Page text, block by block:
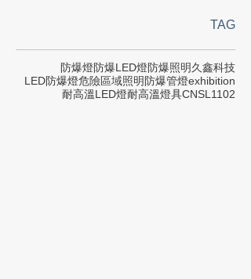
TAG
防爆燈防爆LED燈防爆照明久鑫科技
LED防爆燈危險區域照明防爆管燈exhibition
耐高溫LED燈耐高溫燈具CNSL1102